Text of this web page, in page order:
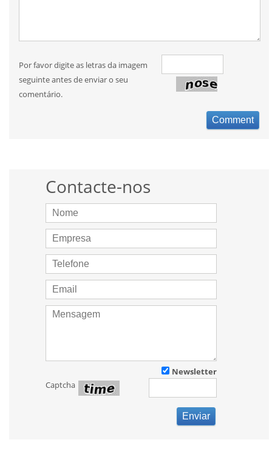
Por favor digite as letras da imagem
seguinte antes de enviar o seu
comentário.
Contacte-nos
Newsletter
Captcha